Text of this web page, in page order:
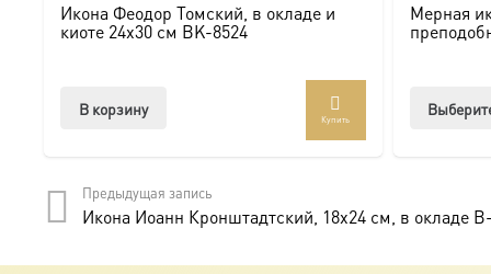
Икона Феодор Томский, в окладе и
киоте 24х30 см BK-8524
В корзину
Купить
Мерная
Предыдущая запись
Икона Иоанн Кронштадтский, 18х24 см, в окладе